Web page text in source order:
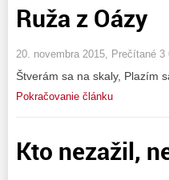
Ruža z Oázy
20. novembra 2015, Prečítané 3
Štverám sa na skaly, Plazím
Pokračovanie článku
Kto nezažil,